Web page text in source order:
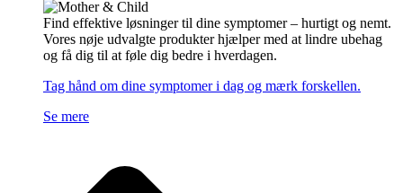
Find effektive løsninger til dine symptomer – hurtigt og nemt.
Vores nøje udvalgte produkter hjælper med at lindre ubehag
og få dig til at føle dig bedre i hverdagen.
Tag hånd om dine symptomer i dag og mærk forskellen.
Se mere